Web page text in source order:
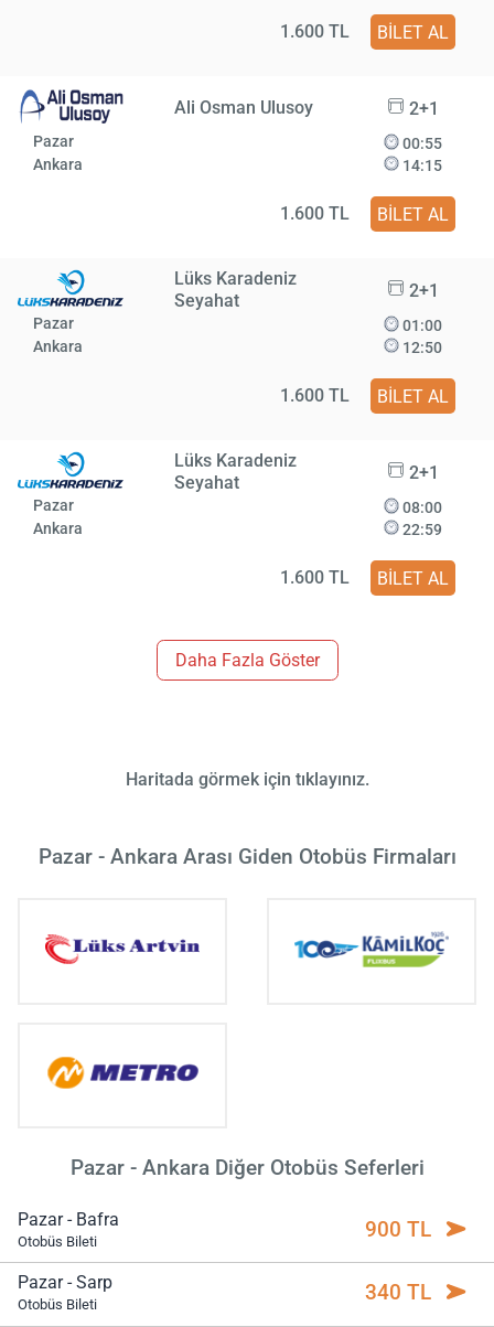
1.600 TL BİLET AL
Ali Osman Ulusoy 2+1
Pazar
Ankara
00:55
14:15
1.600 TL BİLET AL
Lüks Karadeniz
Seyahat
2+1
Pazar
Ankara
01:00
12:50
1.600 TL BİLET AL
Lüks Karadeniz
Seyahat
2+1
Pazar
Ankara
08:00
22:59
1.600 TL BİLET AL
Daha Fazla Göster
Haritada görmek için tıklayınız.
Pazar - Ankara Arası Giden Otobüs Firmaları
Pazar - Ankara Diğer Otobüs Seferleri
Pazar - Bafra
Otobüs Bileti 900 TL
Pazar - Sarp
Otobüs Bileti 340 TL